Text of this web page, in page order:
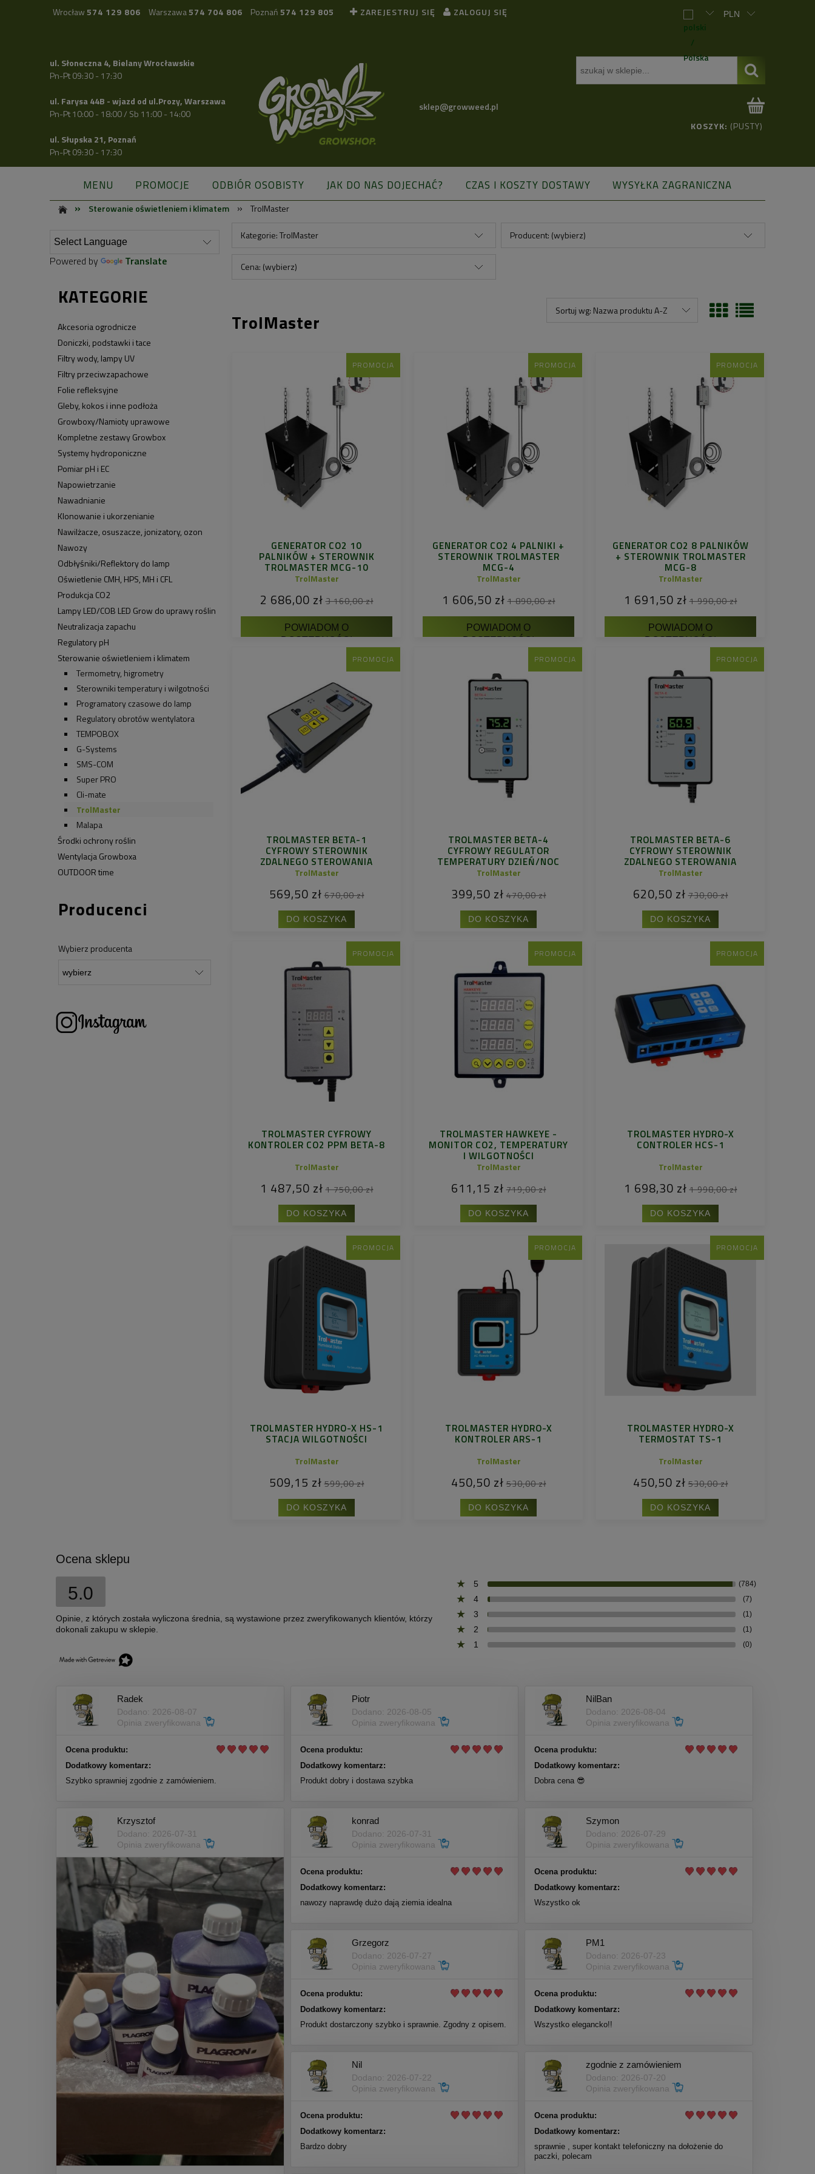
Wrocław 574 129 806 Warszawa574 704 806 Poznań 574 129 805 ZAREJESTRUJ SIĘ ZALOGUJ SIĘ
ul. Słoneczna 4, Bielany Wrocławskie
Pn-Pt 09:30 - 17:30
ul. Farysa 44B - wjazd od ul.Prozy, Warszawa
Pn-Pt 10:00 - 18:00 / Sb 11:00 - 14:00
ul. Słupska 21, Poznań
Pn-Pt 09:30 - 17:30
sklep@growweed.pl
KOSZYK: (PUSTY)
MENU PROMOCJE ODBIÓR OSOBISTY JAK DO NAS DOJECHAĆ? CZAS I KOSZTY DOSTAWY
WYSYŁKA ZAGRANICZNA
» Sterowanie oświetleniem i klimatem » TrolMaster
Powered by Translate
KATEGORIE
Akcesoria ogrodnicze
Doniczki, podstawki i tace
Filtry wody, lampy UV
Filtry przeciwzapachowe
Folie refleksyjne
Gleby, kokos i inne podłoża
Growboxy/Namioty uprawowe
Kompletne zestawy Growbox
Systemy hydroponiczne
Pomiar pH i EC
Napowietrzanie
Nawadnianie
Klonowanie i ukorzenianie
Nawilżacze, osuszacze, jonizatory, ozon
Nawozy
Odbłyśniki/Reflektory do lamp
Oświetlenie CMH, HPS, MH i CFL
Produkcja CO2
Lampy LED/COB LED Grow do uprawy roślin
Neutralizacja zapachu
Regulatory pH
Sterowanie oświetleniem i klimatem
Termometry, higrometry
Sterowniki temperatury i wilgotności
Programatory czasowe do lamp
Regulatory obrotów wentylatora
TEMPOBOX
G-Systems
SMS-COM
Super PRO
Cli-mate
TrolMaster
Malapa
Środki ochrony roślin
Wentylacja Growboxa
OUTDOOR time
Producenci
Wybierz producenta
Kategorie: TrolMaster Producent: (wybierz)
Cena: (wybierz)
TrolMaster Sortuj wg: Nazwa produktu A-Z
GENERATOR CO2 10
PALNIKÓW + STEROWNIK
TROLMASTER MCG-10
TrolMaster
2 686,00 zł 3 160,00 zł
POWIADOM O
DOSTĘPNOŚCI
PROMOCJA
GENERATOR CO2 4 PALNIKI +
STEROWNIK TROLMASTER
MCG-4
TrolMaster
1 606,50 zł 1 890,00 zł
POWIADOM O
DOSTĘPNOŚCI
PROMOCJA
GENERATOR CO2 8 PALNIKÓW
+ STEROWNIK TROLMASTER
MCG-8
TrolMaster
1 691,50 zł 1 990,00 zł
POWIADOM O
DOSTĘPNOŚCI
PROMOCJA
TROLMASTER BETA-1
CYFROWY STEROWNIK
ZDALNEGO STEROWANIA
KLIMATYZACJĄ DZIEŃ/NOC
TrolMaster
569,50 zł 670,00 zł
DO KOSZYKA
PROMOCJA
TROLMASTER BETA-4
CYFROWY REGULATOR
TEMPERATURY DZIEŃ/NOC
TrolMaster
399,50 zł 470,00 zł
DO KOSZYKA
PROMOCJA
TROLMASTER BETA-6
CYFROWY STEROWNIK
ZDALNEGO STEROWANIA
WILGOTNOŚCIĄ DZIEŃ/NOC
TrolMaster
620,50 zł 730,00 zł
DO KOSZYKA
PROMOCJA
TROLMASTER CYFROWY
KONTROLER CO2 PPM BETA-8
TrolMaster
1 487,50 zł 1 750,00 zł
DO KOSZYKA
PROMOCJA
TROLMASTER HAWKEYE -
MONITOR CO2, TEMPERATURY
I WILGOTNOŚCI
TrolMaster
611,15 zł 719,00 zł
DO KOSZYKA
PROMOCJA
TROLMASTER HYDRO-X
CONTROLER HCS-1
TrolMaster
1 698,30 zł 1 998,00 zł
DO KOSZYKA
PROMOCJA
TROLMASTER HYDRO-X HS-1
STACJA WILGOTNOŚCI
TrolMaster
509,15 zł 599,00 zł
DO KOSZYKA
PROMOCJA
TROLMASTER HYDRO-X
KONTROLER ARS-1
TrolMaster
450,50 zł 530,00 zł
DO KOSZYKA
PROMOCJA
TROLMASTER HYDRO-X
TERMOSTAT TS-1
TrolMaster
450,50 zł 530,00 zł
DO KOSZYKA
PROMOCJA
Ocena sklepu
5.0
Opinie, z których została wyliczona średnia, są wystawione przez zweryfikowanych klientów, którzy
dokonali zakupu w sklepie.
5 (784)
4 (7)
3 (1)
2 (1)
1 (0)
Radek
Dodano: 2026-08-07
Opinia zweryfikowana
Ocena produktu:
Dodatkowy komentarz:
Szybko sprawniej zgodnie z zamówieniem.
Piotr
Dodano: 2026-08-05
Opinia zweryfikowana
Ocena produktu:
Dodatkowy komentarz:
Produkt dobry i dostawa szybka
NilBan
Dodano: 2026-08-04
Opinia zweryfikowana
Ocena produktu:
Dodatkowy komentarz:
Dobra cena 😎
Krzysztof
Dodano: 2026-07-31
Opinia zweryfikowana
konrad
Dodano: 2026-07-31
Opinia zweryfikowana
Ocena produktu:
Dodatkowy komentarz:
nawozy naprawdę dużo dają ziemia idealna
Szymon
Dodano: 2026-07-29
Opinia zweryfikowana
Ocena produktu:
Dodatkowy komentarz:
Wszystko ok
Grzegorz
Dodano: 2026-07-27
Opinia zweryfikowana
Ocena produktu:
Dodatkowy komentarz:
Produkt dostarczony szybko i sprawnie. Zgodny z opisem.
PM1
Dodano: 2026-07-23
Opinia zweryfikowana
Ocena produktu:
Dodatkowy komentarz:
Wszystko elegancko!!
Nil
Dodano: 2026-07-22
Opinia zweryfikowana
Ocena produktu:
Dodatkowy komentarz:
Bardzo dobry
zgodnie z zamówieniem
Dodano: 2026-07-20
Opinia zweryfikowana
Ocena produktu:
Dodatkowy komentarz:
sprawnie , super kontakt telefoniczny na dołożenie do
paczki, polecam